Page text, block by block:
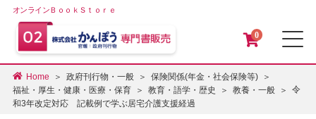
オンラインＢｏｏｋＳｔｏｒｅ
0
Home 政府刊行物・一般
保険関係(年金・社会保険等)
福祉・厚生・健康・医療・保育
教育・語学・歴史 教養・一般
令
和3年改定対応 記載例で学ぶ居宅介護支援経過